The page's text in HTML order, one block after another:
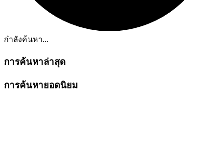
กำลังค้นหา...
การค้นหาล่าสุด
การค้นหายอดนิยม